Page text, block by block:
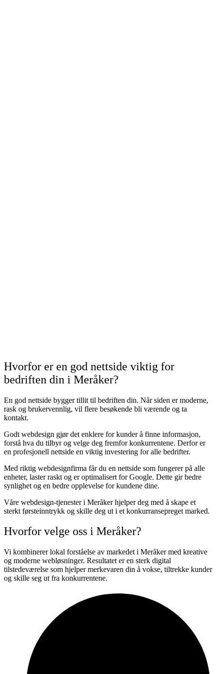
Hvorfor er en god nettside viktig for
bedriften din i Meråker?
En god nettside bygger tillit til bedriften din. Når siden er moderne,
rask og brukervennlig, vil flere besøkende bli værende og ta
kontakt.
Godt webdesign gjør det enklere for kunder å finne informasjon,
forstå hva du tilbyr og velge deg fremfor konkurrentene. Derfor er
en profesjonell nettside en viktig investering for alle bedrifter.
Med riktig webdesignfirma får du en nettside som fungerer på alle
enheter, laster raskt og er optimalisert for Google. Dette gir bedre
synlighet og en bedre opplevelse for kundene dine.
Våre webdesign-tjenester i Meråker hjelper deg med å skape et
sterkt førsteinntrykk og skille deg ut i et konkurransepreget marked.
Hvorfor velge oss i Meråker?
Vi kombinerer lokal forståelse av markedet i Meråker med kreative
og moderne webløsninger. Resultatet er en sterk digital
tilstedeværelse som hjelper merkevaren din å vokse, tiltrekke kunder
og skille seg ut fra konkurrentene.